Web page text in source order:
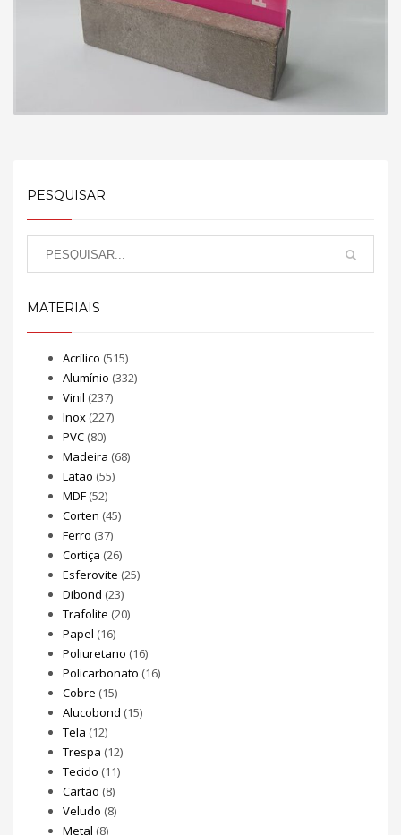
PESQUISAR
MATERIAIS
Acrílico (515)
Alumínio (332)
Vinil (237)
Inox (227)
PVC (80)
Madeira (68)
Latão (55)
MDF (52)
Corten (45)
Ferro (37)
Cortiça (26)
Esferovite (25)
Dibond (23)
Trafolite (20)
Papel (16)
Poliuretano (16)
Policarbonato (16)
Cobre (15)
Alucobond (15)
Tela (12)
Trespa (12)
Tecido (11)
Cartão (8)
Veludo (8)
Metal (8)